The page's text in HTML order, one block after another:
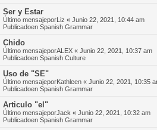
Ser y Estar
Último mensajeporLiz « Junio 22, 2021, 10:44 am
Publicadoen Spanish Grammar
Chido
Último mensajeporALEX « Junio 22, 2021, 10:37 am
Publicadoen Spanish Culture
Uso de "SE"
Último mensajeporKathleen « Junio 22, 2021, 10:35
Publicadoen Spanish Grammar
Articulo "el"
Último mensajeporJack « Junio 22, 2021, 10:32 am
Publicadoen Spanish Grammar